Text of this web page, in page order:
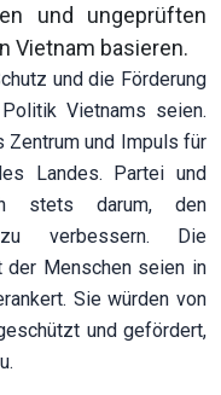
und ungeprüften
Vietnam basieren.
und die Förderung
Vietnams seien.
Zentrum und Impuls für
Landes. Partei und
stets darum, den
verbessern. Die
der Menschen seien in
Sie würden von
und gefördert,